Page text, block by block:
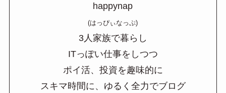
happynap
(はっぴぃなっぷ)
3人家族で暮らし
ITっぽい仕事をしつつ
ポイ活、投資を趣味的に
スキマ時間に、ゆるく全力でブログ